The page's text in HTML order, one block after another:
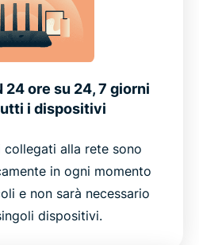
24 ore su 24, 7 giorni
i dispositivi
alla rete sono
in ogni momento
e non sarà necessario
dispositivi.